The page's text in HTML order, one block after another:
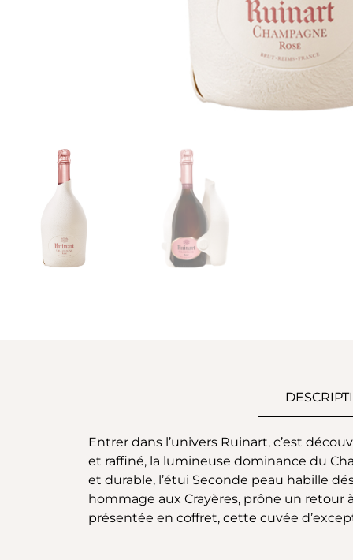
Entrer dans l’univers Ruinart, c’est
et raffiné, la lumineuse dominance du
et durable, l’étui Seconde peau habille
hommage aux Crayères, prône un retour
présentée en coffret, cette cuvée